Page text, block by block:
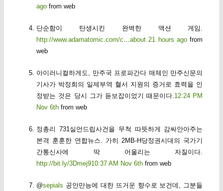
ago from web
단순함이 탄생시킨 완벽한 액션 게임.
http://www.adamatomic.com/c …about 21 hours ago from
web
아이러니컬하게도, 만주국 프로파간다 매체인 만주신문의
기사가 박정희의 일제부역 혈서 지원의 증거로 효력을 인
정받는 것은 당시 그가 듣보잡이었기 때문이다. 12:24 PM
Nov 6th from web
정총리 731실언드립사건을 무척 따뜻하게 감싸안아주는
본격 훈훈한 연합뉴스. 가히 2MB-H당정권시대의 국가기
간통신사에 딱 어울리는 자질이다.
http://bit.ly/3Dmej910:37 AM Nov 6th from web
@sepials 공안만능에 대한 뜨거운 향수로 보건데, 그분들